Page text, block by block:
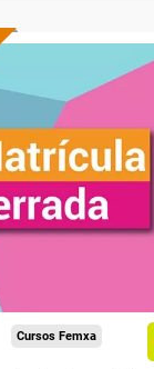
Cursos Femxa